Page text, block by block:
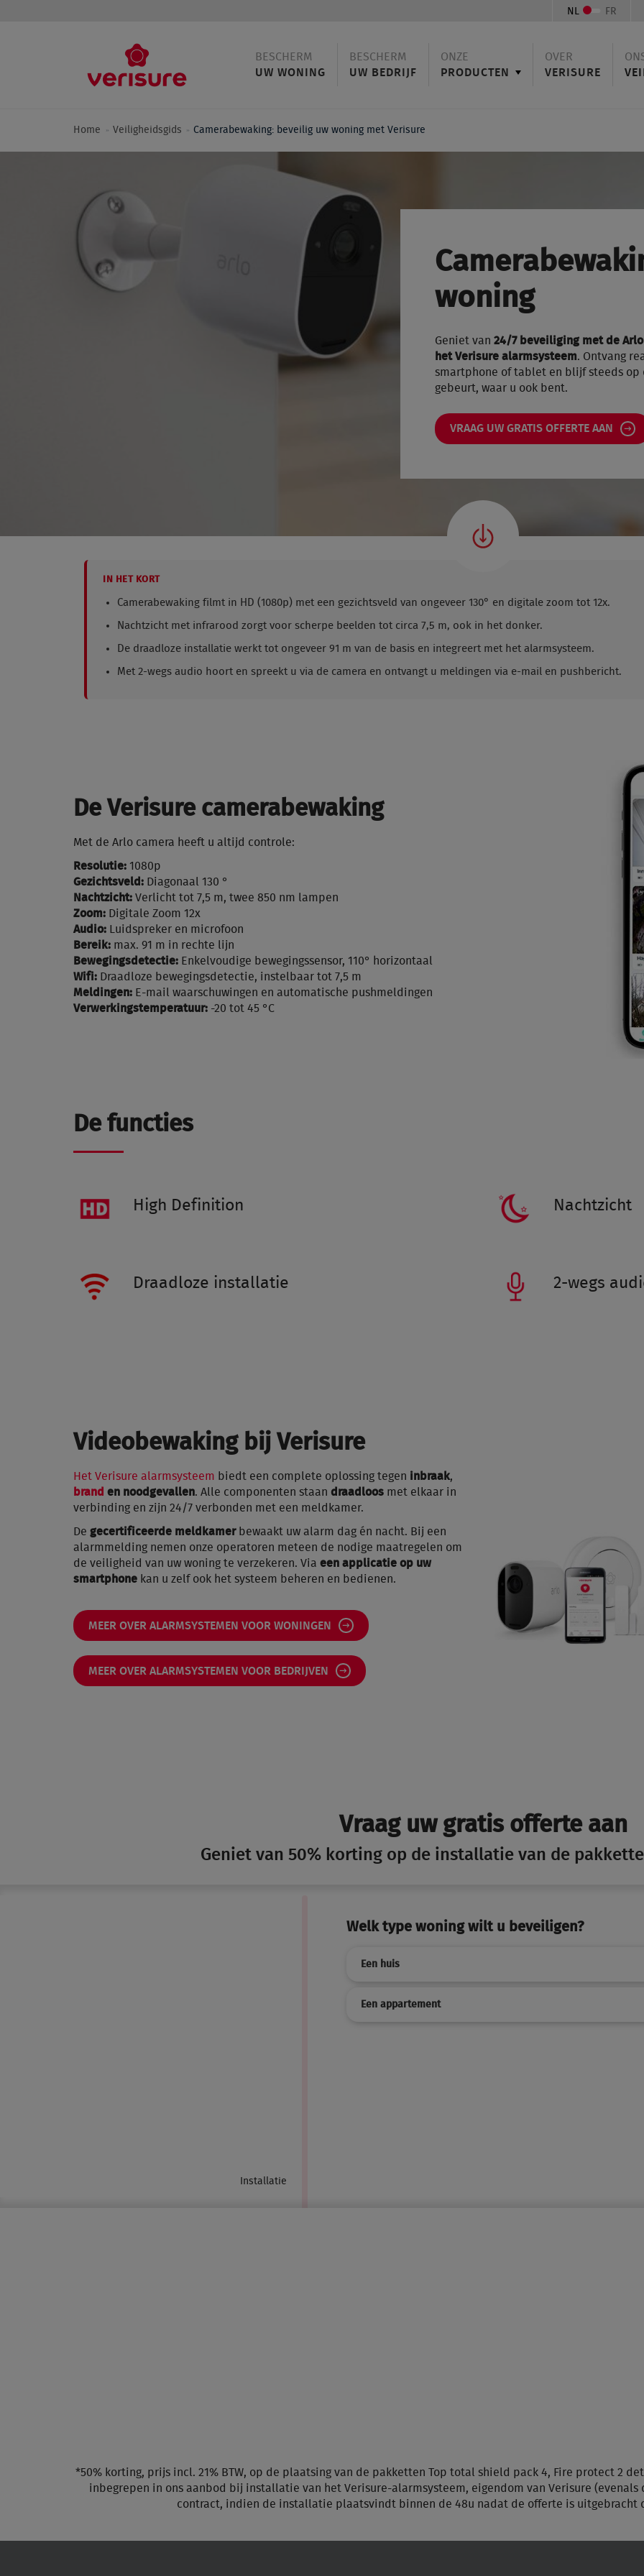
NL FR
Main
navigation
UW WONING
BESCHERM
UW BEDRIJF
BESCHERM
PRODUCTEN
ONZE
VERISURE
OVER
Breadcrumb
Home Veiligheidsgids Camerabewaking: beveilig uw woning met Verisure
woning
Geniet van24/7 beveiliging met de
het Verisure alarmsysteem. Ontvang
smartphone of tablet en blijf steeds op
gebeurt, waar u ook bent.
VRAAG UW GRATIS OFFERTE AAN
IN HET KORT
Camerabewaking filmt in HD (1080p) met een gezichtsveld van ongeveer 130° en digitale zoom tot 12x.
Nachtzicht met infrarood zorgt voor scherpe beelden tot circa 7,5 m, ook in het donker.
De draadloze installatie werkt tot ongeveer 91 m van de basis en integreert met het alarmsysteem.
Met 2-wegs audio hoort en spreekt u via de camera en ontvangt u meldingen via e-mail en pushbericht.
De Verisure camerabewaking
Met de Arlo camera heeft u altijd controle:
Resolutie: 1080p
Gezichtsveld: Diagonaal 130 °
Nachtzicht: Verlicht tot 7,5 m, twee 850 nm lampen
Zoom: Digitale Zoom 12x
Audio: Luidspreker en microfoon
Bereik: max. 91 m in rechte lijn
Bewegingsdetectie: Enkelvoudige bewegingssensor, 110° horizontaal
Wifi: Draadloze bewegingsdetectie, instelbaar tot 7,5 m
Meldingen: E-mail waarschuwingen en automatische pushmeldingen
Verwerkingstemperatuur: -20 tot 45 °C
De functies
High Definition Nachtzicht
Draadloze installatie 2-wegs
Videobewaking bij Verisure
Het Verisure alarmsysteem biedt een complete oplossing tegen inbraak,
brand en noodgevallen. Alle componenten staan draadloos met elkaar in
verbinding en zijn 24/7 verbonden met een meldkamer.
De gecertificeerde meldkamerbewaakt uw alarm dag én nacht. Bij een
alarmmelding nemen onze operatoren meteen de nodige maatregelen om
de veiligheid van uw woning te verzekeren. Via een applicatie op uw
smartphone kan u zelf ook het systeem beheren en bedienen.
MEER OVER ALARMSYSTEMEN VOOR WONINGEN
MEER OVER ALARMSYSTEMEN VOOR BEDRIJVEN
Vraag uw gratis offerte aan
Geniet van 50% korting op de installatie van de
Installatie
Welk type woning wilt u beveiligen?
Een huis
Een appartement
*50% korting, prijs incl. 21% BTW, op de plaatsing van de pakketten Top total shield pack 4, Fire protect 2
inbegrepen in ons aanbod bij installatie van het Verisure-alarmsysteem, eigendom van Verisure
contract, indien de installatie plaatsvindt binnen de 48u nadat de offerte is uitgebracht